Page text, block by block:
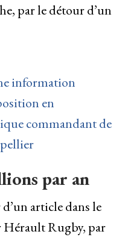
par le détour d’un
information
en
commandant de
par an
article dans le
Rugby, par